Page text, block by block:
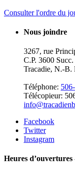
Consulter l'ordre du
Nous joindre
3267, rue
C.P. 3600
Tracadie, N.-B.
Téléphone:
Télécopieur:
Facebook
Twitter
Instagram
Heures d’ouvertures